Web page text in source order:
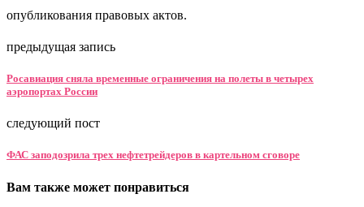
опубликования правовых актов.
предыдущая запись
Росавиация сняла временные ограничения на полеты в четырех
аэропортах России
следующий пост
ФАС заподозрила трех нефтетрейдеров в картельном сговоре
Вам также может понравиться